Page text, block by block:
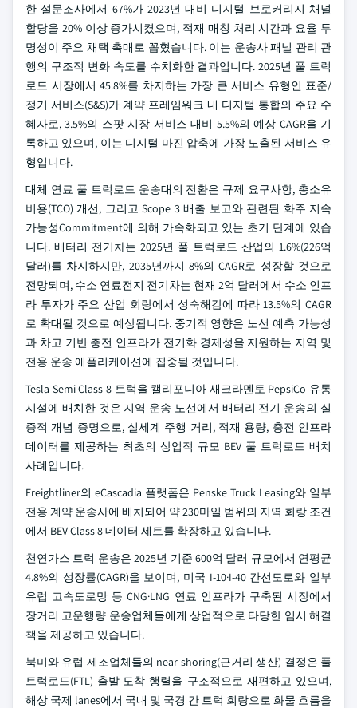
한 설문조사에서 67%가 2023년 대비 디지털 브로커리지 채널
할당을 20% 이상 증가시켰으며, 적재 매칭 처리 시간과 요율 투
명성이 주요 채택 촉매로 꼽혔습니다. 이는 운송사 패널 관리 관
행의 구조적 변화 속도를 수치화한 결과입니다. 2025년 풀 트럭
로드 시장에서 45.8%를 차지하는 가장 큰 서비스 유형인 표준/
정기 서비스(S&S)가 계약 프레임워크 내 디지털 통합의 주요 수
혜자로, 3.5%의 스팟 시장 서비스 대비 5.5%의 예상 CAGR을 기
록하고 있으며, 이는 디지털 마진 압축에 가장 노출된 서비스 유
형입니다.
대체 연료 풀 트럭로드 운송대의 전환은 규제 요구사항, 총소유
비용(TCO) 개선, 그리고 Scope 3 배출 보고와 관련된 화주 지속
가능성Commitment에 의해 가속화되고 있는 초기 단계에 있습
니다. 배터리 전기차는 2025년 풀 트럭로드 산업의 1.6%(226억
달러)를 차지하지만, 2035년까지 8%의 CAGR로 성장할 것으로
전망되며, 수소 연료전지 전기차는 현재 2억 달러에서 수소 인프
라 투자가 주요 산업 회랑에서 성숙해감에 따라 13.5%의 CAGR
로 확대될 것으로 예상됩니다. 중기적 영향은 노선 예측 가능성
과 차고 기반 충전 인프라가 전기화 경제성을 지원하는 지역 및
전용 운송 애플리케이션에 집중될 것입니다.
Tesla Semi Class 8 트럭을 캘리포니아 새크라멘토 PepsiCo 유통
시설에 배치한 것은 지역 운송 노선에서 배터리 전기 운송의 실
증적 개념 증명으로, 실세계 주행 거리, 적재 용량, 충전 인프라
데이터를 제공하는 최초의 상업적 규모 BEV 풀 트럭로드 배치
사례입니다.
Freightliner의 eCascadia 플랫폼은 Penske Truck Leasing와 일부
전용 계약 운송사에 배치되어 약 230마일 범위의 지역 회랑 조건
에서 BEV Class 8 데이터 세트를 확장하고 있습니다.
천연가스 트럭 운송은 2025년 기준 600억 달러 규모에서 연평균
4.8%의 성장률(CAGR)을 보이며, 미국 I-10·I-40 간선도로와 일부
유럽 고속도로망 등 CNG·LNG 연료 인프라가 구축된 시장에서
장거리 고운행량 운송업체들에게 상업적으로 타당한 임시 해결
책을 제공하고 있습니다.
북미와 유럽 제조업체들의 near-shoring(근거리 생산) 결정은 풀
트럭로드(FTL) 출발-도착 행렬을 구조적으로 재편하고 있으며,
해상 국제 lanes에서 국내 및 국경 간 트럭 회랑으로 화물 흐름을